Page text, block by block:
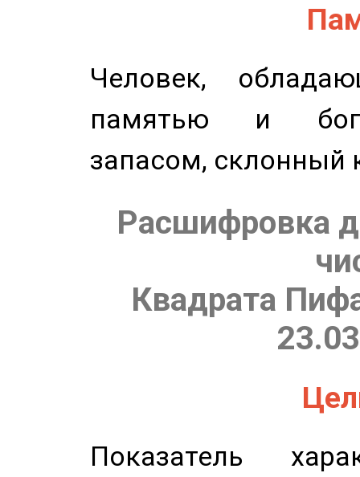
Человек,
памятью и
запасом, склонный
Расшифровка
Квадрата
Показатель